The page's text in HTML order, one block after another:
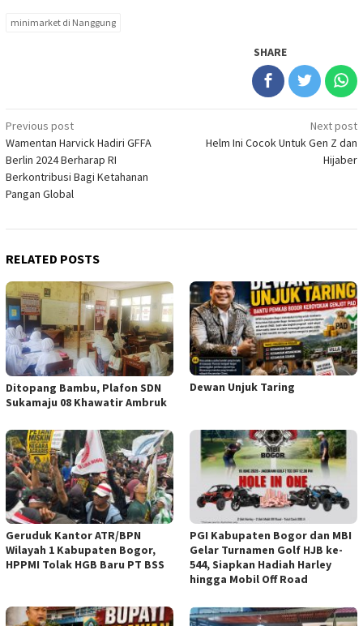
minimarket di Nanggung
SHARE
Post
navigation
Previous post
Wamentan Harvick Hadiri GFFA
Berlin 2024 Berharap RI
Berkontribusi Bagi Ketahanan
Pangan Global
Next post
Helm Ini Cocok Untuk Gen Z dan
Hijaber
RELATED POSTS
Ditopang Bambu, Plafon SDN
Sukamaju 08 Khawatir Ambruk
Dewan Unjuk Taring
Geruduk Kantor ATR/BPN
Wilayah 1 Kabupaten Bogor,
HPPMI Tolak HGB Baru PT BSS
PGI Kabupaten Bogor dan MBI
Gelar Turnamen Golf HJB ke-
544, Siapkan Hadiah Harley
hingga Mobil Off Road